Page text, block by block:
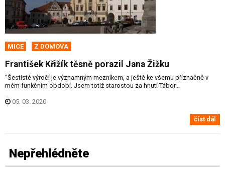
MICE Z DOMOVA
František Křižík těsně porazil Jana Žižku
"Šestisté výročí je významným mezníkem, a ještě ke všemu příznačně v
mém funkčním období. Jsem totiž starostou za hnutí Tábor...
05. 03. 2020
číst dál
Nepřehlédněte